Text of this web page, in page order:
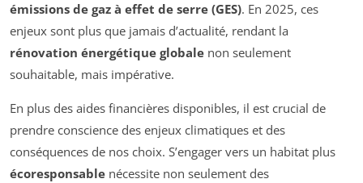
émissions de gaz à effet de serre (GES). En 2025, ces
enjeux sont plus que jamais d’actualité, rendant la
rénovation énergétique globale non seulement
souhaitable, mais impérative.
En plus des aides financières disponibles, il est crucial de
prendre conscience des enjeux climatiques et des
conséquences de nos choix. S’engager vers un habitat plus
écoresponsable nécessite non seulement des